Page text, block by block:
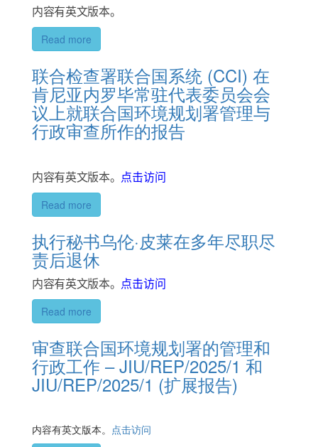
内容有英文版本。
Read more
联合检查署联合国系统 (CCI) 在
肯尼亚内罗毕常驻代表委员会会
议上就联合国环境规划署管理与
行政审查所作的报告
内容有英文版本。 点击访问
Read more
执行秘书乌伦·皮莱在多年尽职尽
责后退休
内容有英文版本。 点击访问
Read more
审查联合国环境规划署的管理和
行政工作 – JIU/REP/2025/1 和
JIU/REP/2025/1 (扩展报告)
内容有英文版本。 点击访问